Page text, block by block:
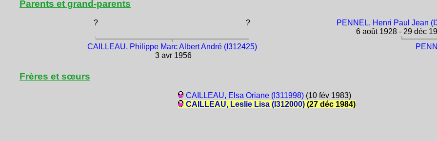
Parents et grand-parents
? ?
PENNEL, Henri Paul Jean
6 août 1928 - 29 déc
CAILLEAU, Philippe Marc Albert André (I312425)
3 avr 1956
Frères et sœurs
CAILLEAU, Elsa Oriane (I311998) (10 fév 1983)
CAILLEAU, Leslie Lisa (I312000) (27 déc 1984)